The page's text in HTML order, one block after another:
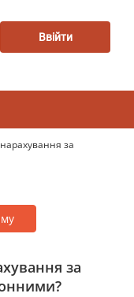
Ввійти
за
за